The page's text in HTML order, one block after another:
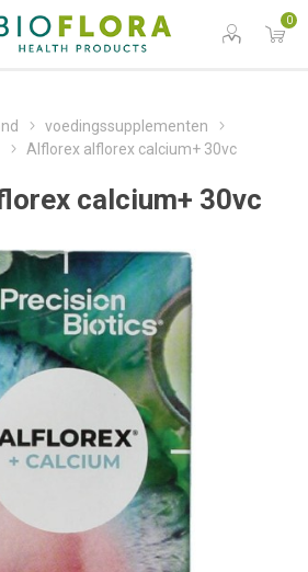
0
voedingssupplementen
Alflorex alflorex calcium+ 30vc
calcium+ 30vc